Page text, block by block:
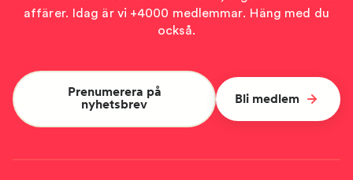
affärer. Idag är vi +4000 medlemmar. Häng med du
också.
Prenumerera på
nyhetsbrev
Bli medlem